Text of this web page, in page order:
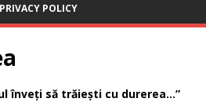
PRIVACY POLICY
înveți să trăiești cu durerea…”